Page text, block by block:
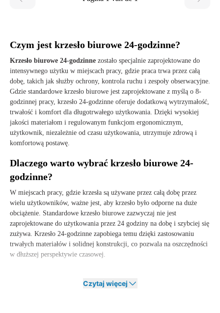
Czym jest krzesło biurowe 24-godzinne?
Krzesło biurowe 24-godzinne zostało specjalnie zaprojektowane do
intensywnego użytku w miejscach pracy, gdzie praca trwa przez całą
dobę, takich jak służby ochrony, kontrola ruchu i zespoły obserwacyjne.
Gdzie standardowe krzesło biurowe jest zaprojektowane z myślą o 8-
godzinnej pracy, krzesło 24-godzinne oferuje dodatkową wytrzymałość,
trwałość i komfort dla długotrwałego użytkowania. Dzięki wysokiej
jakości materiałom i regulowanym funkcjom ergonomicznym,
użytkownik, niezależnie od czasu użytkowania, utrzymuje zdrową i
komfortową postawę.
Dlaczego warto wybrać krzesło biurowe 24-
godzinne?
W miejscach pracy, gdzie krzesła są używane przez całą dobę przez
wielu użytkowników, ważne jest, aby krzesło było odporne na duże
obciążenie. Standardowe krzesło biurowe zazwyczaj nie jest
zaprojektowane do użytkowania przez 24 godziny na dobę i szybciej się
zużywa. Krzesło 24-godzinne zapobiega temu dzięki zastosowaniu
trwałych materiałów i solidnej konstrukcji, co pozwala na oszczędności
w dłuższej perspektywie czasowej.
wzmocnioną tapicerkę i ergonomiczną konstrukcję, która sprzyja
Czytaj więcej